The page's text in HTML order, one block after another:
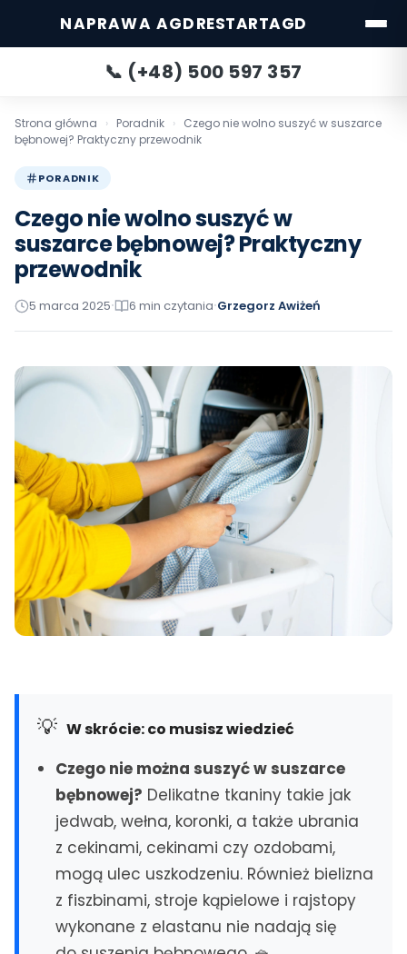
NAPRAWA AGDRESTARTAGD
📞 (+48) 500 597 357
POPULARNE: Katowice
Warszawa
Wrocław
Gdańsk Gdynia Poznań
Katowice
Gliwice
Sosnowiec
Bytom
Zabrze
Tychy
Chorzów
Dąbrowa Górnicza
Siemianowice Śl.
Piekary Śl.
Świętochłowice
Ruda Śląska
Tarnowskie Góry
Knurów
Częstochowa
MAŁOPOLSKA
Kraków
Bielsko-Biała
Czechowice-Dziedzice
MAZOWSZE
Serwis AGD Warszawa
Naprawa zmywarek Warszawa
Strona główna › Poradnik › Czego nie wolno suszyć w suszarce
bębnowej? Praktyczny przewodnik
PORADNIK
Czego nie wolno suszyć w
suszarce bębnowej? Praktyczny
przewodnik
5 marca 2025• 6 min czytania•Grzegorz Awiżeń
💡 W skrócie: co musisz wiedzieć
Czego nie można suszyć w suszarce
bębnowej? Delikatne tkaniny takie jak
jedwab, wełna, koronki, a także ubrania
z cekinami, cekinami czy ozdobami,
mogą ulec uszkodzeniu. Również bielizna
z fiszbinami, stroje kąpielowe i rajstopy
wykonane z elastanu nie nadają się